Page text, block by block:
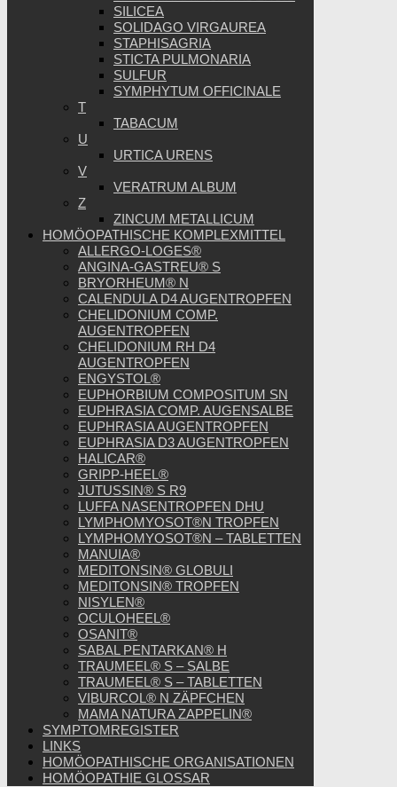
SILICEA
SOLIDAGO VIRGAUREA
STAPHISAGRIA
STICTA PULMONARIA
SULFUR
SYMPHYTUM OFFICINALE
T
TABACUM
U
URTICA URENS
V
VERATRUM ALBUM
Z
ZINCUM METALLICUM
HOMÖOPATHISCHE KOMPLEXMITTEL
ALLERGO-LOGES®
ANGINA-GASTREU® S
BRYORHEUM® N
CALENDULA D4 AUGENTROPFEN
CHELIDONIUM COMP.
AUGENTROPFEN
CHELIDONIUM RH D4
AUGENTROPFEN
ENGYSTOL®
EUPHORBIUM COMPOSITUM SN
EUPHRASIA COMP. AUGENSALBE
EUPHRASIA AUGENTROPFEN
EUPHRASIA D3 AUGENTROPFEN
HALICAR®
GRIPP-HEEL®
JUTUSSIN® S R9
LUFFA NASENTROPFEN DHU
LYMPHOMYOSOT®N TROPFEN
LYMPHOMYOSOT®N – TABLETTEN
MANUIA®
MEDITONSIN® GLOBULI
MEDITONSIN® TROPFEN
NISYLEN®
OCULOHEEL®
OSANIT®
SABAL PENTARKAN® H
TRAUMEEL® S – SALBE
TRAUMEEL® S – TABLETTEN
VIBURCOL® N ZÄPFCHEN
MAMA NATURA ZAPPELIN®
SYMPTOMREGISTER
LINKS
HOMÖOPATHISCHE ORGANISATIONEN
HOMÖOPATHIE GLOSSAR